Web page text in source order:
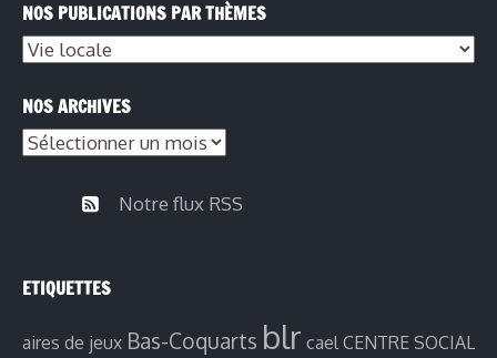
NOS PUBLICATIONS PAR THÈMES
Nos
par
thèmes
NOS ARCHIVES
Nos
Notre flux RSS
ETIQUETTES
aires de jeux Bas-Coquarts blr cael CENTRE SOCIAL